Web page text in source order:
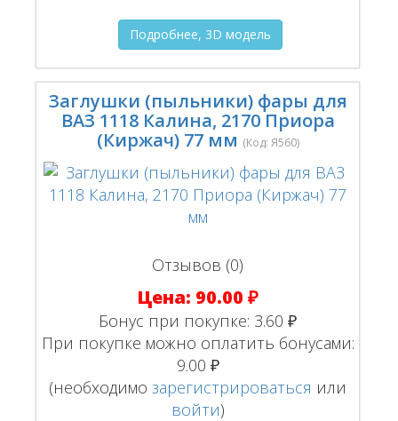
Подробнее, 3D модель
Заглушки (пыльники) фары для
ВАЗ 1118 Калина, 2170 Приора
(Киржач) 77 мм (Код: Я560)
Отзывов (0)
Цена: 90.00 ₽
Бонус при покупке: 3.60 ₽
При покупке можно оплатить бонусами:
9.00 ₽
(необходимозарегистрироваться или
войти)